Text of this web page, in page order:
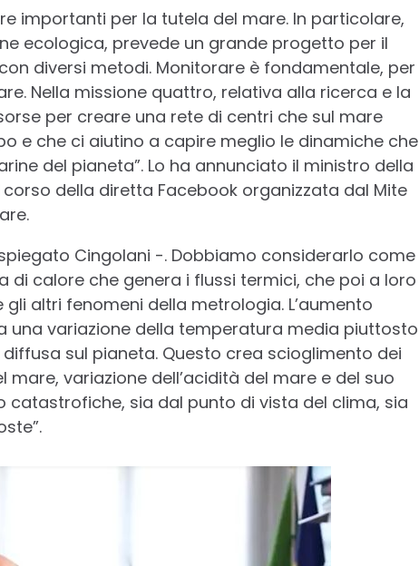
importanti per la tutela del mare. In particolare,
ecologica, prevede un grande progetto per il
diversi metodi. Monitorare è fondamentale, per
Nella missione quattro, relativa alla ricerca e la
per creare una rete di centri che sul mare
e che ci aiutino a capire meglio le dinamiche che
del pianeta”. Lo ha annunciato il ministro della
della diretta Facebook organizzata dal Mite
Cingolani -. Dobbiamo considerarlo come
di calore che genera i flussi termici, che poi a loro
altri fenomeni della metrologia. L’aumento
una variazione della temperatura media piuttosto
sul pianeta. Questo crea scioglimento dei
variazione dell’acidità del mare e del suo
catastrofiche, sia dal punto di vista del clima, sia